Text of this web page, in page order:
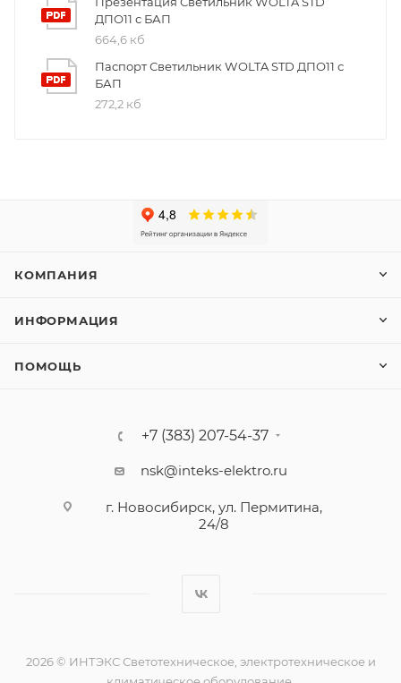
ДПО11 с БАП
664,6 кб
Паспорт Светильник WOLTA STD ДПО11 с
БАП
272,2 кб
КОМПАНИЯ
ИНФОРМАЦИЯ
ПОМОЩЬ
+7 (383) 207-54-37
nsk@inteks-elektro.ru
г. Новосибирск, ул. Пермитина,
24/8
2026 © ИНТЭКС Светотехническое, электротехническое и